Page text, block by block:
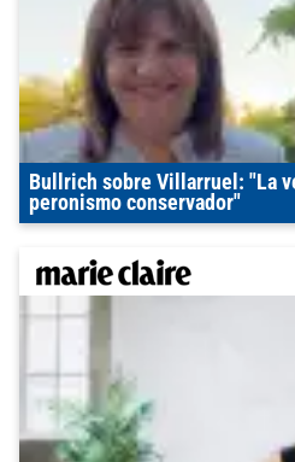
Bullrich sobre Villarruel: "La
peronismo conservador"